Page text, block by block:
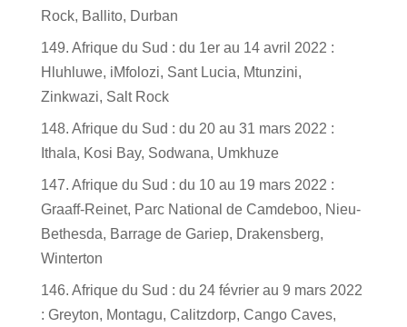
Rock, Ballito, Durban
149. Afrique du Sud : du 1er au 14 avril 2022 :
Hluhluwe, iMfolozi, Sant Lucia, Mtunzini,
Zinkwazi, Salt Rock
148. Afrique du Sud : du 20 au 31 mars 2022 :
Ithala, Kosi Bay, Sodwana, Umkhuze
147. Afrique du Sud : du 10 au 19 mars 2022 :
Graaff-Reinet, Parc National de Camdeboo, Nieu-
Bethesda, Barrage de Gariep, Drakensberg,
Winterton
146. Afrique du Sud : du 24 février au 9 mars 2022
: Greyton, Montagu, Calitzdorp, Cango Caves,